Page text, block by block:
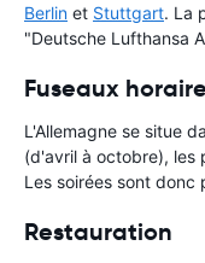
Berlin et Stuttgart. La
"Deutsche Lufthansa
Fuseaux
L'Allemagne se situe
(d'avril à octobre), les
Les soirées sont donc
Restauration